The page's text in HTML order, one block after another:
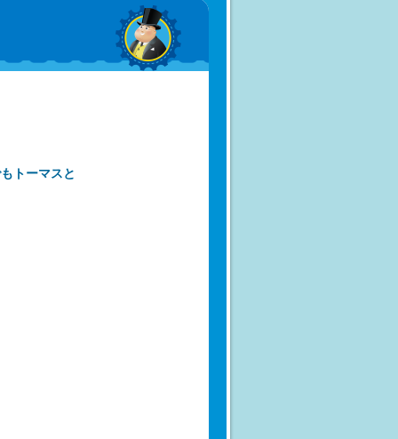
トーマスと